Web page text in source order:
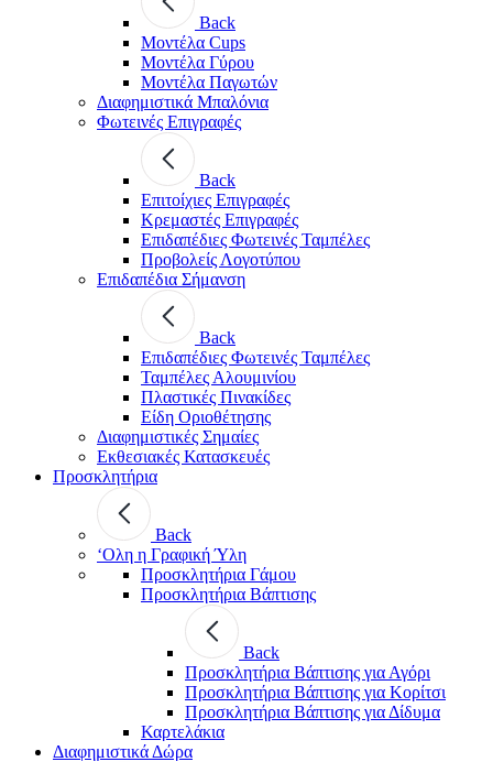
Back
Μοντέλα Cups
Μοντέλα Γύρου
Μοντέλα Παγωτών
Διαφημιστικά Μπαλόνια
Φωτεινές Επιγραφές
Back
Επιτοίχιες Επιγραφές
Κρεμαστές Επιγραφές
Επιδαπέδιες Φωτεινές Ταμπέλες
Προβολείς Λογοτύπου
Επιδαπέδια Σήμανση
Back
Επιδαπέδιες Φωτεινές Ταμπέλες
Ταμπέλες Αλουμινίου
Πλαστικές Πινακίδες
Είδη Οριοθέτησης
Διαφημιστικές Σημαίες
Εκθεσιακές Κατασκευές
Προσκλητήρια
Back
‘Ολη η Γραφική Ύλη
Προσκλητήρια Γάμου
Προσκλητήρια Βάπτισης
Back
Προσκλητήρια Βάπτισης για Αγόρι
Προσκλητήρια Βάπτισης για Κορίτσι
Προσκλητήρια Βάπτισης για Δίδυμα
Καρτελάκια
Διαφημιστικά Δώρα